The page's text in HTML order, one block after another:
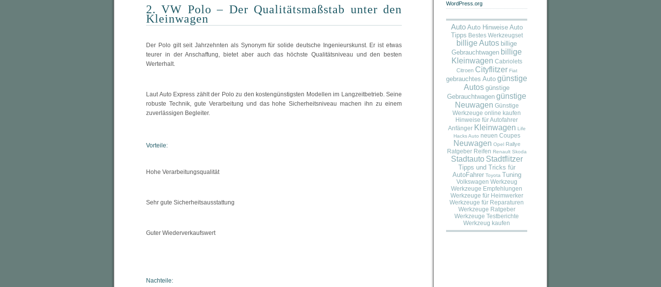
2. VW Polo – Der Qualitätsmaßstab unter den
Kleinwagen
Der Polo gilt seit Jahrzehnten als Synonym für solide deutsche Ingenieurskunst. Er ist etwas
teurer in der Anschaffung, bietet aber auch das höchste Qualitätsniveau und den besten
Werterhalt.
Laut Auto Express zählt der Polo zu den kostengünstigsten Modellen im Langzeitbetrieb. Seine
robuste Technik, gute Verarbeitung und das hohe Sicherheitsniveau machen ihn zu einem
zuverlässigen Begleiter.
Vorteile:
Hohe Verarbeitungsqualität
Sehr gute Sicherheitsausstattung
Guter Wiederverkaufswert
Nachteile:
WordPress.org
Auto Auto Hinweise Auto
Tipps Bestes Werkzeugset
billige Autos billige
Gebrauchtwagen billige
Kleinwagen Cabriolets
Citroen Cityflitzer Fiat
gebrauchtes Auto günstige
Autos günstige
Gebrauchtwagen günstige
Neuwagen Günstige
Werkzeuge online kaufen
Hinweise für Autofahrer
Anfänger Kleinwagen Life
Hacks Auto neuen Coupes
Neuwagen Opel Rallye
Ratgeber Reifen Renault Skoda
Stadtauto Stadtflitzer
Tipps und Tricks für
AutoFahrer Toyota Tuning
Volkswagen Werkzeug
Werkzeuge Empfehlungen
Werkzeuge für Heimwerker
Werkzeuge für Reparaturen
Werkzeuge Ratgeber
Werkzeuge Testberichte
Werkzeug kaufen